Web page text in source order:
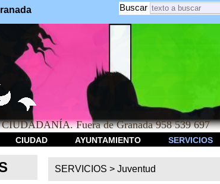
Buscar
Fuera de Granada 958 539 697
CIUDAD AYUNTAMIENTO SERVICIOS
SERVICIOS >Juventud